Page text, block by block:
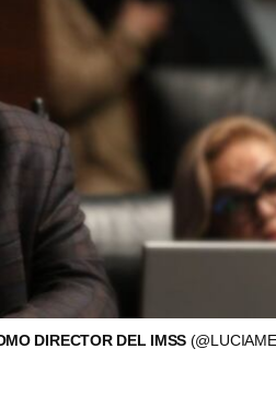
DIRECTOR DEL IMSS